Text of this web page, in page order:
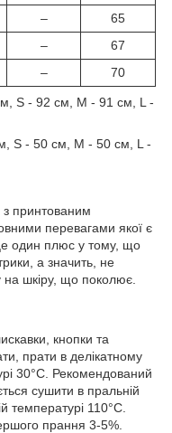
–
65
–
67
– 70
S - 92 см, M - 91 см, L -
S - 50 см, M - 50 см, L -
з принтованим
перевагами якої є
Ще один плюс у тому, що
а значить, не
на шкіру, що поколює.
кнопки та
прати в делікатному
30°C. Рекомендований
сушити в пральній
температурі 110°C.
прання 3-5%.